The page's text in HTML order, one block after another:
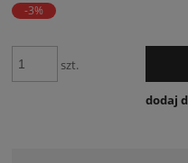
-3%
szt.
dodaj